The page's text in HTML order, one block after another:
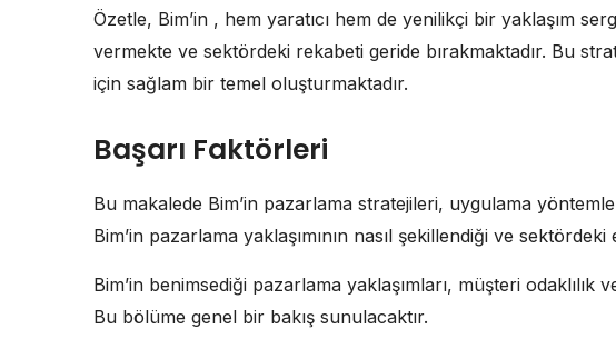
Özetle, Bim’in , hem yaratıcı hem de yenilikçi bir yaklaşım
vermekte ve sektördeki rekabeti geride bırakmaktadır. Bu
için sağlam bir temel oluşturmaktadır.
Başarı Faktörleri
Bu makalede Bim’in pazarlama stratejileri, uygulama
Bim’in pazarlama yaklaşımının nasıl şekillendiği ve
Bim’in benimsediği pazarlama yaklaşımları, müşteri odaklılık
Bu bölüme genel bir bakış sunulacaktır.